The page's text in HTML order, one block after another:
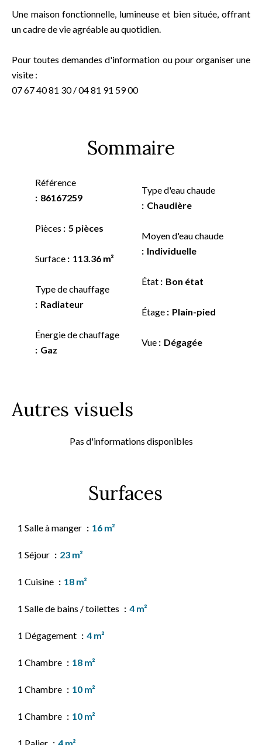
Une maison fonctionnelle, lumineuse et bien située, offrant
un cadre de vie agréable au quotidien.
Pour toutes demandes d'information ou pour organiser une
visite :
07 67 40 81 30 / 04 81 91 59 00
Sommaire
Référence
86167259
Pièces 5 pièces
Surface 113.36 m²
Type de chauffage
Radiateur
Énergie de chauffage
Gaz
Type d'eau chaude
Chaudière
Moyen d'eau chaude
Individuelle
État Bon état
Étage Plain-pied
Vue Dégagée
Autres visuels
Pas d'informations disponibles
Surfaces
1 Salle à manger 16 m²
1 Séjour 23 m²
1 Cuisine 18 m²
1 Salle de bains / toilettes 4 m²
1 Dégagement 4 m²
1 Chambre 18 m²
1 Chambre 10 m²
1 Chambre 10 m²